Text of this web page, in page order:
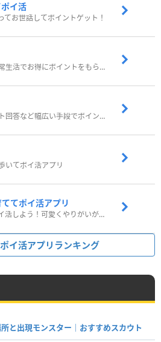
イ活
てお世話してポイントゲット！
歩いてポイ活！日常生活でお得にポイントをもらおう
歩いたりアンケート回答など幅広い手段でポイントをゲット
いてポイ活アプリ
てポイ活アプリ
ペットを育ってポイ活しよう！可愛くやりがいがある新感覚アプリ
イ活アプリランキング
と出現モンスター｜おすすめスカウト